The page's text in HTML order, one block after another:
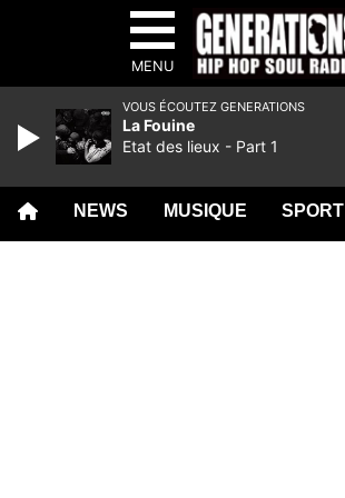
MENU
NEWS MUSIQUE SPORT
VOUS ÉCOUTEZ GENERATIONS
La Fouine
Etat des lieux - Part 1